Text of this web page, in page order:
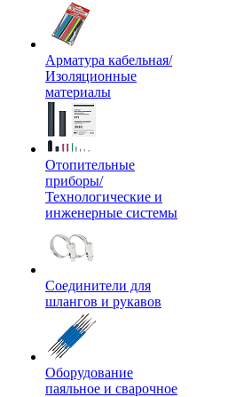
Арматура кабельная/
Изоляционные
материалы
Отопительные
приборы/
Технологические и
инженерные системы
Соединители для
шлангов и рукавов
Оборудование
паяльное и сварочное